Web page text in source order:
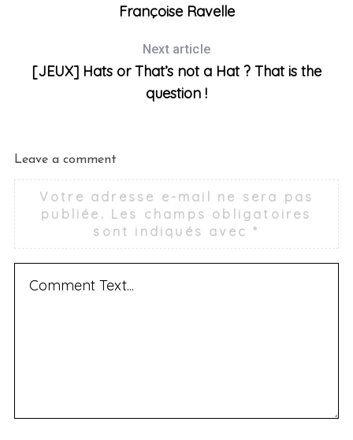
Françoise Ravelle
Next article
[JEUX] Hats or That’s not a Hat ? That is the
question !
Leave a comment
Votre adresse e-mail ne sera pas
publiée. Les champs obligatoires
sont indiqués avec*
S
c